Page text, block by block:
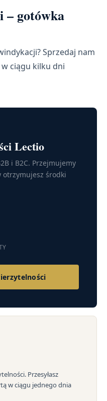
– gotówka
Sprzedaj nam
ciągu kilku dni
Lectio
i B2C. Przejmujemy
otrzymujesz środki
Przesyłasz
w ciągu jednego dnia